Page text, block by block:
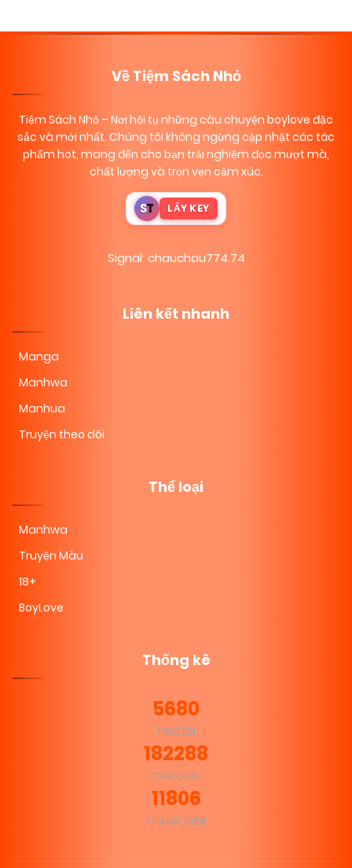
Về Tiệm Sách Nhỏ
Tiệm Sách Nhỏ – Nơi hội tụ những câu chuyện boylove đặc
sắc và mới nhất. Chúng tôi không ngừng cập nhật các tác
phẩm hot, mang đến cho bạn trải nghiệm đọc mượt mà,
chất lượng và trọn vẹn cảm xúc.
ST LẤY KEY
Signal: chauchau774.74
Liên kết nhanh
Manga
Manhwa
Manhua
Truyện theo dõi
Thể loại
Manhwa
Truyện Màu
18+
BoyLove
Thống kê
5680
TRUYỆN
182288
CHƯƠNG
11806
THÀNH VIÊN